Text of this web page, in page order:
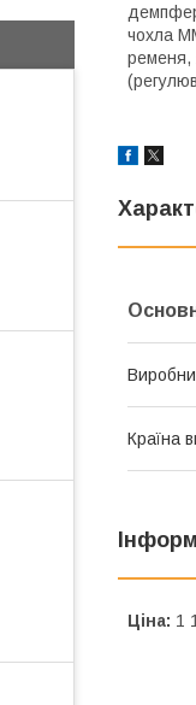
чохла
ременя,
Країна
Ціна: 1